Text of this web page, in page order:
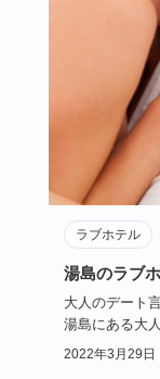
ラブホテル
湯島のラブ
大人のデート
湯島にある大
ブホテル。
2022年3月29日